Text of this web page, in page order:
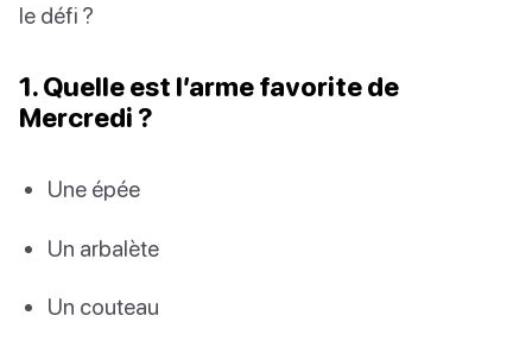
le défi ?
1. Quelle est l’arme favorite de
Mercredi ?
Une épée
Un arbalète
Un couteau